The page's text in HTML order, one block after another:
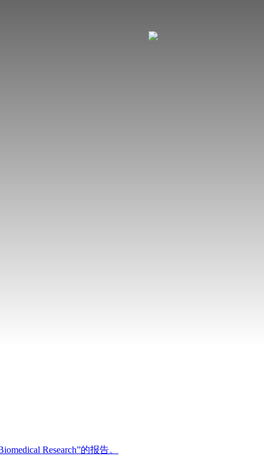
Research”的报告。